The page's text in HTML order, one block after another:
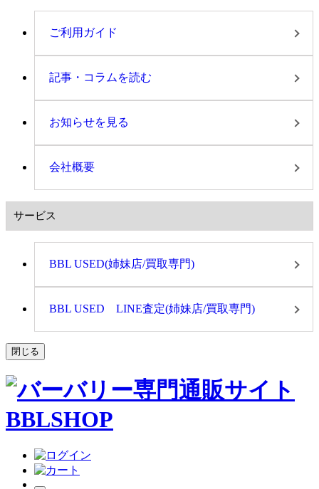
ご利用ガイド
記事・コラムを読む
お知らせを見る
会社概要
サービス
BBL USED(姉妹店/買取専門)
BBL USED LINE査定(姉妹店/買取専門)
閉じる